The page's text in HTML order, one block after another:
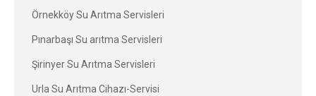
Örnekköy Su Arıtma Servisleri
Pınarbaşı Su arıtma Servisleri
Şirinyer Su Arıtma Servisleri
Urla Su Arıtma Cihazı-Servisi